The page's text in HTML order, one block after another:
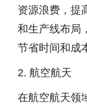
资源浪费，提
和生产线布局
节省时间和成
2. 航空航天
在航空航天领